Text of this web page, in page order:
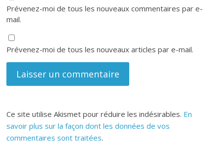
Prévenez-moi de tous les nouveaux commentaires par e-
mail.
Prévenez-moi de tous les nouveaux articles par e-mail.
Ce site utilise Akismet pour réduire les indésirables. En
savoir plus sur la façon dont les données de vos
commentaires sont traitées.